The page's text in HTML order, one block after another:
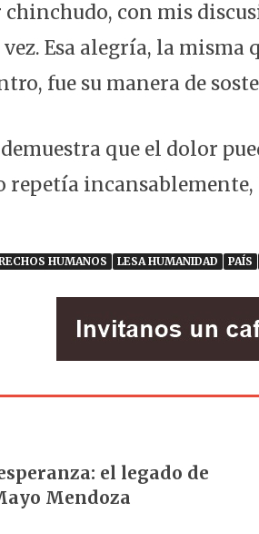
con mis
Esa alegría, la
fue su manera de
que el dolor
repetía incansablemente,
HUMANOS LESA HUMANIDAD PAÍS
el legado de
Mendoza